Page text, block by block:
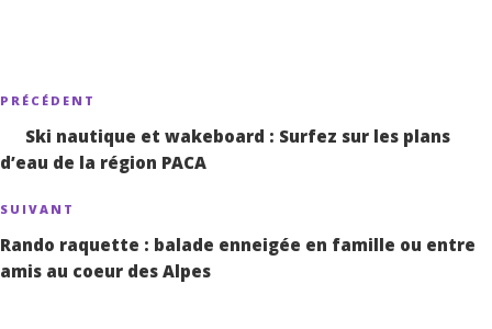
Navigation
l’article
Article
précédent
PRÉCÉDENT
Ski nautique et wakeboard : Surfez sur les plans
d’eau de la région PACA
Article
suivant
SUIVANT
Rando raquette : balade enneigée en famille ou entre
amis au coeur des Alpes